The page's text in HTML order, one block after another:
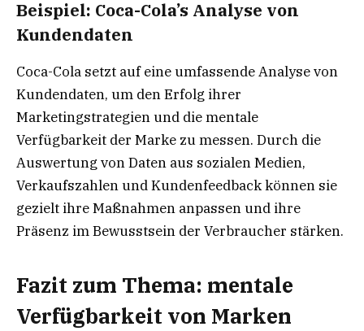
Beispiel: Coca-Cola’s Analyse von
Kundendaten
Coca-Cola setzt auf eine umfassende Analyse von
Kundendaten, um den Erfolg ihrer
Marketingstrategien und die mentale
Verfügbarkeit der Marke zu messen. Durch die
Auswertung von Daten aus sozialen Medien,
Verkaufszahlen und Kundenfeedback können sie
gezielt ihre Maßnahmen anpassen und ihre
Präsenz im Bewusstsein der Verbraucher stärken.
Fazit zum Thema: mentale
Verfügbarkeit von Marken